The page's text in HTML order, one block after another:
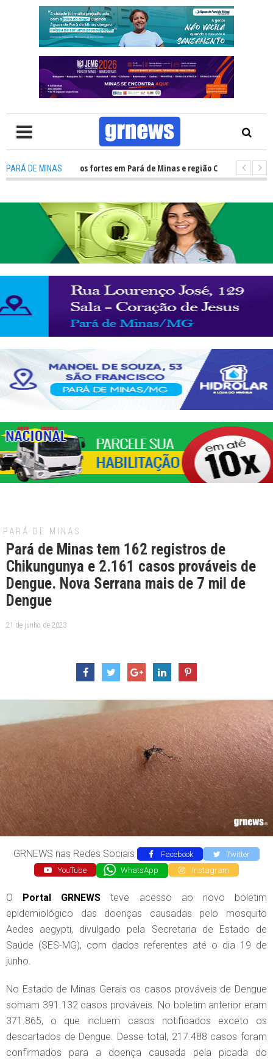
PARÁ DE MINAS
para ventos fortes em Pará de Minas e região Centro-Oeste de
PARÁ DE MINAS
Pará de Minas tem 162 registros de
Chikungunya e 2.161 casos prováveis de
Dengue. Nova Serrana mais de 7 mil de
Dengue
21 de junho de 2023
GRNEWS nas Redes Sociais Facebook
Twitter
YouTube
WhatsApp Instagram
O Portal GRNEWS teve acesso ao novo boletim
epidemiológico das doenças causadas pelo mosquito
Aedes aegypti, divulgado pela Secretaria de Estado de
Saúde (SES-MG), com dados referentes até o dia 19 de
junho.
No Estado de Minas Gerais os casos prováveis de Dengue
somam 391.132 casos prováveis. No boletim anterior eram
371.865, o que incluem casos notificados exceto os
descartados de Dengue. Desse total, 217.488 casos foram
confirmados para a doença causada pela picada do